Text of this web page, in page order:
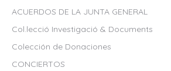
ACUERDOS DE LA JUNTA GENERAL
Col.lecció Investigació & Documents
Colección de Donaciones
CONCIERTOS